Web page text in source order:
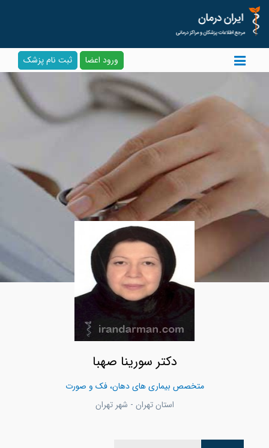
ورود اعضا ثبت نام پزشک
دکتر سورینا صهبا
متخصص بیماری های دهان، فک و صورت
استان تهران - شهر تهران